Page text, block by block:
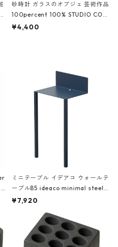
砂時計 ガラスのオブジェ 芸術作品
100percent 100% STUDIO COH
AKU Timeless 100パーセント ス
¥4,400
ミニテーブル イデアコ ウォールテ
ーブルB5 ideaco minimal steel f
urniture WALL Table B5 ネイビー
¥7,920